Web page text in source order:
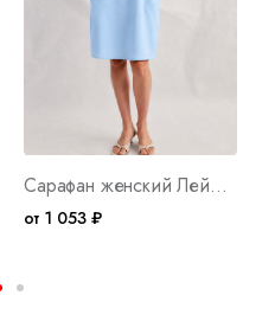
Сарафан женский Лейла Арт. 10742
от 1 053 ₽